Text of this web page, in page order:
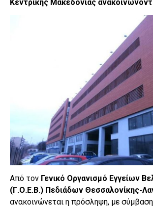
Κεντρικής Μακεδονίας
Από τον Γενικό Οργανισμό Εγγείων
(Γ.Ο.Ε.Β.) Πεδιάδων Θεσσαλονίκης-
ανακοινώνεται η πρόσληψη, με